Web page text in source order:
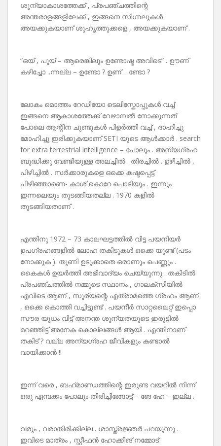
ശൂന്യാകാശത്തേക്ക് , പ്രപഞ്ചത്തിന്റെ
അന്തരാളങ്ങളിലേക്ക് , ഇങ്ങനെ സിഗ്നലുകൾ
അയക്കുകയാണ് ശുഹൃത്തുക്കളെ , അയക്കുകയാണ് .
“ഒയ് , പൂയ് – ആരെങ്കിലും ഉണ്ടോഷ്ട അവിടെ” . ഊണ്
കഴിച്ചോ ..ന്നല്ല – ഉണ്ടോ ? ഉണ് …ണ്ടോ ?
ലോകം മൊത്തം റേഡിയോ ടെലിസ്കോപ്പുകൾ വച്ച്
ഇങ്ങനെ ആകാശത്തേക്ക് വേഴാമ്പൽ നോക്കുന്നത്
പോലെ ആന്റിന ചുണ്ടുകൾ പിളർത്തി വച്ച് , ദാഹിച്ചു
മോഹിച്ചു ഇരിക്കുകയാണ് SETI യുടെ ആൾക്കാർ . search
for extra terrestrial intelligence – പോലും . അന്യഗ്രഹ
ബുദ്ധിക്കു വേണ്ടിയുള്ള അലച്ചിൽ . തിരച്ചിൽ . ഉഴിച്ചിൽ ,
പിഴിച്ചിൽ . സർക്കാരുകളെ ഒക്കെ കഷ്ടപ്പെട്ട്
പിഴിഞ്ഞാണെ- കാശ് കൊറേ പൊടിയും . ഇന്നും
ഇന്നലെയും തുടങ്ങിയതല്ല . 1970 കളിൽ
തുടങ്ങിയതാണ് .
എന്തിനു 1972 – 73 കാലഘട്ടത്തിൽ വിട്ട പയനിയർ
ഉപഗ്രഹങ്ങളിൽ ലോഹ തകിടുകൾ ഒക്കെ യുണ്ട് (പടം
നോക്കുക ). തുണി ഉടുക്കാതെ ഒരാണും പെണ്ണും .
കൈകൾ ഉയർത്തി അഭിവാദ്യം ചെയ്യുന്നു . തകിടിൽ
പ്രപഞ്ചത്തിൽ നമ്മുടെ സ്ഥാനം , ഗാലക്സിയിൽ
എവിടെ ആണ് , സൂര്യന്റെ എത്രാമത്തെ ഗ്രഹം ആണ്
, ഒക്കെ കൊത്തി വച്ചിട്ടുണ്ട് . പയനീർ സാറ്റലൈറ്റ് ഇപ്പൊ
സൗര യൂധം വിട്ട് അനന്ത ശൂന്യതയുടെ ഇരുട്ടിൽ
മറഞ്ഞിട്ട് അനേക കൊല്ലങ്ങൾ ആയി . എന്തിനാണ്
തകിട് ? വല്ല അന്യഗ്രഹ ജീവികളും കണ്ടാൽ
വായിക്കാൻ !!
ഇന്ന് വരെ , ബഹ്‌മാണ്ഡത്തിന്റെ ഇരുണ്ട വയറിൽ നിന്ന്
ഒരു ഏമ്പക്കം പോലും തിരിച്ചിങ്ങോട്ട് – ങേ ഹേ – ഇല്ല .
വരും , വരാതിരിക്കില്ല . ശാസ്ത്രജ്ഞർ പറയുന്നു .
ഇവിടെ മാത്രം , സ്റ്റീഫൻ ഹോക്കിങ് നമ്മോട്